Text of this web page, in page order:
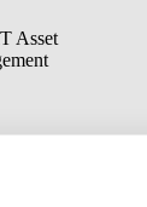
Asset